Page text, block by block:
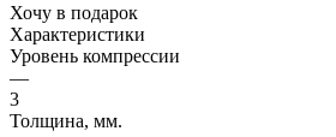
Хочу в подарок
Характеристики
Уровень компрессии
—
3
Толщина, мм.